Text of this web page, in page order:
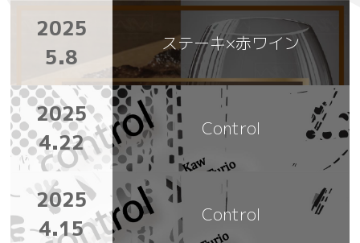
2025
5.8
ステーキ×赤ワイン
2025
4.22
Control
2025
4.15
Control